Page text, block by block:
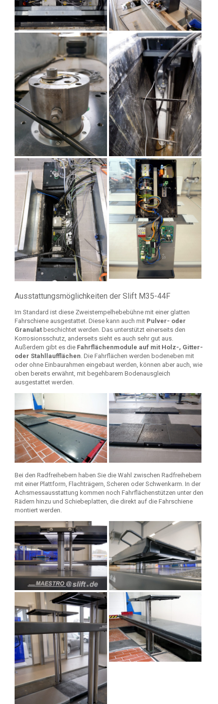
Ausstattungsmöglichkeiten der Slift M35-44F
Im Standard ist diese Zweistempelhebebühne mit einer glatten
Fahrschiene ausgestattet. Diese kann auch mit Pulver- oder
Granulat beschichtet werden. Das unterstützt einerseits den
Korrosionsschutz, anderseits sieht es auch sehr gut aus.
Außerdem gibt es die Fahrflächenmodule auf mit Holz-, Gitter-
oder Stahllaufflächen. Die Fahrflächen werden bodeneben mit
oder ohne Einbaurahmen eingebaut werden, können aber auch, wie
oben bereits erwähnt, mit begehbarem Bodenausgleich
ausgestattet werden.
Bei den Radfreihebern haben Sie die Wahl zwischen Radfreihebern
mit einer Plattform, Flachträgern, Scheren oder Schwenkarm. In der
Achsmessausstattung kommen noch Fahrflächenstützen unter den
Rädern hinzu und Schiebeplatten, die direkt auf die Fahrschiene
montiert werden.